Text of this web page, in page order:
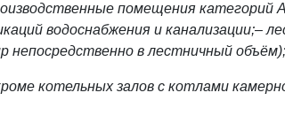
помещения категорий
водоснабжения и канализации;–
непосредственно в лестничный объём);
котельных залов с котлами